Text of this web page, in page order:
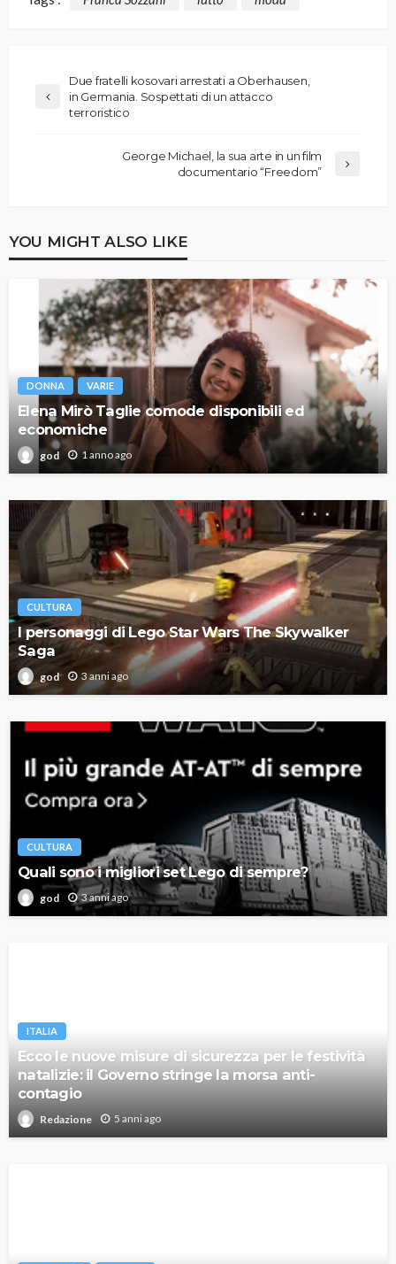
Due fratelli kosovari arrestati a Oberhausen,
in Germania. Sospettati di un attacco
terroristico
George Michael, la sua arte in un film
documentario “Freedom”
YOU MIGHT ALSO LIKE
DONNA VARIE
Elena Mirò Taglie comode disponibili ed
economiche
god 1 anno ago
CULTURA
I personaggi di Lego Star Wars The Skywalker
Saga
god 3 anni ago
CULTURA
Quali sono i migliori set Lego di sempre?
god 3 anni ago
ITALIA
Ecco le nuove misure di sicurezza per le festività
natalizie: il Governo stringe la morsa anti-
contagio
Redazione 5 anni ago